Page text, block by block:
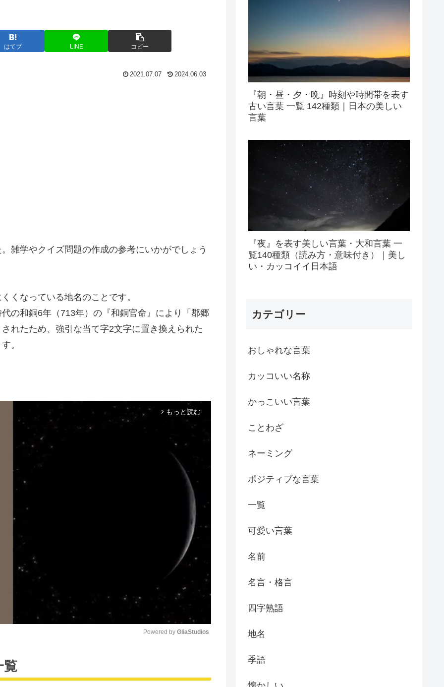
はてブ LINE コピー
2021.07.07 2024.06.03
雑学やクイズ問題の作成の参考にいかがでしょう
くなっている地名のことです。
の和銅6年（713年）の『和銅官命』により「郡郷
れたため、強引な当て字2文字に置き換えられた
。
arrow_forward_ios もっと読む
Powered by GliaStudios
覧
『朝・昼・夕・晩』時刻や時間帯を表す
古い言葉 一覧 142種類｜日本の美しい
言葉
『夜』を表す美しい言葉・大和言葉 一
覧140種類（読み方・意味付き）｜美し
い・カッコイイ日本語
カテゴリー
おしゃれな言葉
カッコいい名称
かっこいい言葉
ことわざ
ネーミング
ポジティブな言葉
一覧
可愛い言葉
名前
名言・格言
四字熟語
地名
季語